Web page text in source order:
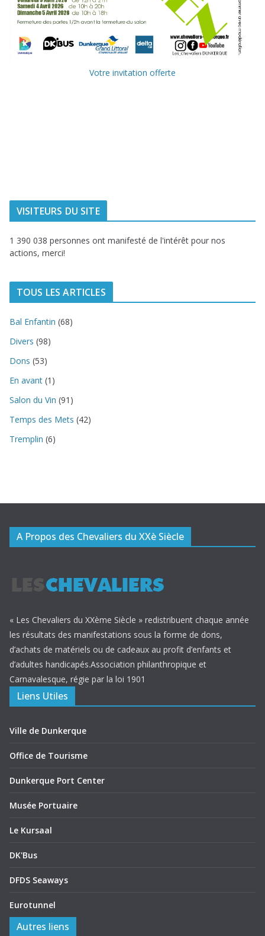
Votre invitation offerte
VISITEURS DU SITE
1 390 038 personnes ont manifesté de l'intérêt pour nos
actions, merci!
TOUS LES ARTICLES
Bal Enfantin (68)
Divers (98)
Dons (53)
En avant (1)
Salon du Vin (91)
Temps des Mets (42)
Tremplin (6)
A Propos des Chevaliers du XXè Siècle
« Les Chevaliers du XXème Siècle » redistribuent chaque année
les résultats des manifestations sous la forme de dons,
d’achats de matériels ou de cadeaux au profit d’enfants et
d’adultes handicapés.Association philanthropique et
Carnavalesque, régie par la loi 1901
Liens Utiles
Ville de Dunkerque
Office de Tourisme
Dunkerque Port Center
Musée Portuaire
Le Kursaal
DK'Bus
DFDS Seaways
Eurotunnel
Autres liens